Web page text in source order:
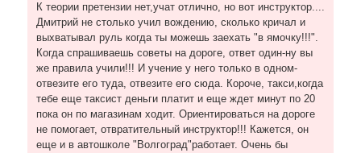
К теории претензии нет,учат отлично, но вот инструктор....
Дмитрий не столько учил вождению, сколько кричал и
выхватывал руль когда ты можешь заехать "в ямочку!!!".
Когда спрашиваешь советы на дороге, ответ один-ну вы
же правила учили!!! И учение у него только в одном-
отвезите его туда, отвезите его сюда. Короче, такси,когда
тебе еще таксист деньги платит и еще ждет минут по 20
пока он по магазинам ходит. Ориентироваться на дороге
не помогает, отвратительный инструктор!!! Кажется, он
еще и в автошколе "Волгоград"работает. Очень бы